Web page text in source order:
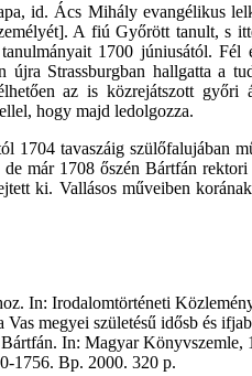
id. Ács Mihály evangélikus
A fiú Győrött tanult, s
1700 júniusától.
újra Strassburgban hallgatta a
az is közrejátszott
hogy majd ledolgozza.
1704 tavaszáig szülőfalujában
már 1708 őszén Bártfán
ki. Vallásos műveiben
In: Irodalomtörténeti
megyei születésű idősb és
In: Magyar Könyvszemle,
1756. Bp. 2000. 320 p.